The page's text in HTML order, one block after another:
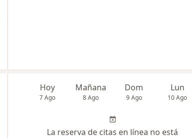
Hoy
7 Ago
Mañana
8 Ago
Dom
9 Ago
Lun
10 Ago
La reserva de citas en línea no está